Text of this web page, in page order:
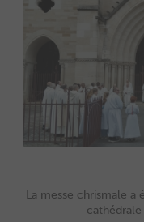
La messe chrismale a